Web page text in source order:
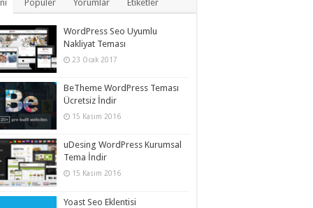
Popüler Yorumlar Etiketler
WordPress Seo Uyumlu
Nakliyat Teması
23 Ocak 2017
BeTheme WordPress Teması
Ücretsiz İndir
15 Kasım 2016
uDesing WordPress Kurumsal
Tema İndir
15 Kasım 2016
Yoast Seo Eklentisi